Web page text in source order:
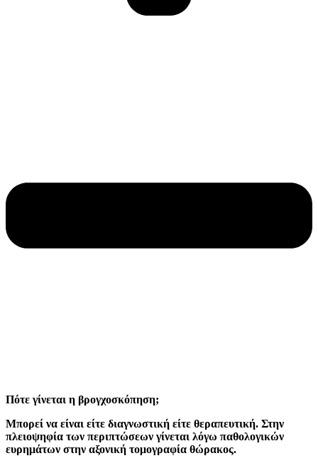
Πότε γίνεται η βρογχοσκόπηση;
Μπορεί να είναι είτε διαγνωστική είτε θεραπευτική. Στην
πλειοψηφία των περιπτώσεων γίνεται λόγω παθολογικών
ευρημάτων στην αξονική τομογραφία θώρακος.